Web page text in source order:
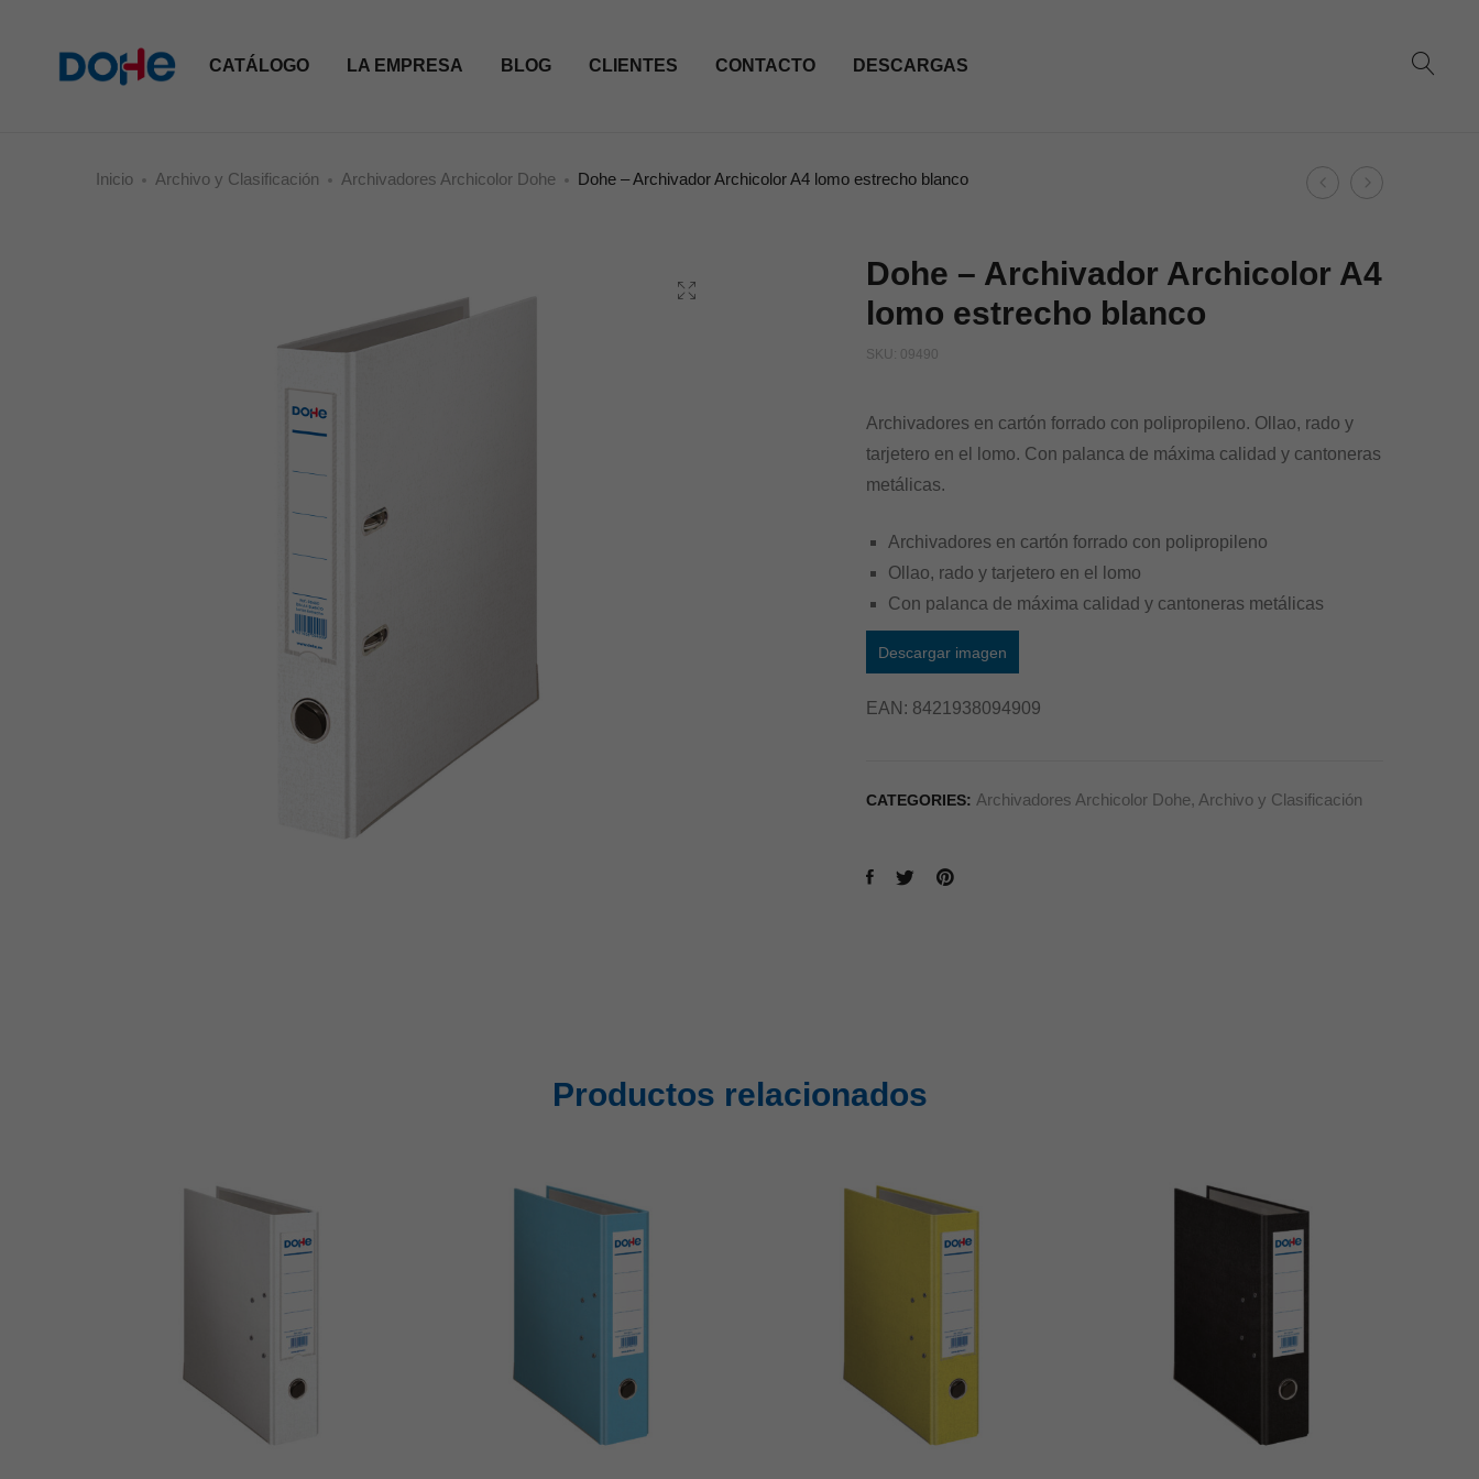
CATÁLOGO LA EMPRESA BLOG CLIENTES CONTACTO DESCARGAS
Inicio Archivo y Clasificación Archivadores Archicolor Dohe Dohe – Archivador Archicolor A4 lomo estrecho blanco
Product
Dohe
Archicolor
negro
Dohe
Archicolor
Dohe – Archivador Archicolor A4
lomo estrecho blanco
SKU: 09490
Archivadores en cartón forrado con polipropileno. Ollao, rado y
tarjetero en el lomo. Con palanca de máxima calidad y cantoneras
metálicas.
Archivadores en cartón forrado con polipropileno
Ollao, rado y tarjetero en el lomo
Con palanca de máxima calidad y cantoneras metálicas
Descargar imagen
EAN: 8421938094909
CATEGORIES: Archivadores Archicolor Dohe, Archivo y Clasificación
Productos relacionados